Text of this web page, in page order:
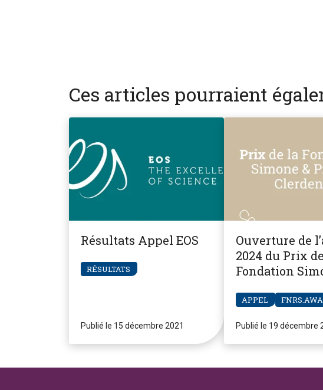
Ces articles pourraient
Résultats Appel EOS
RÉSULTATS
Publié le 15 décembre 2021
Ouverture de
2024 du Prix
Fondation
APPEL
Publié le 19 décembre